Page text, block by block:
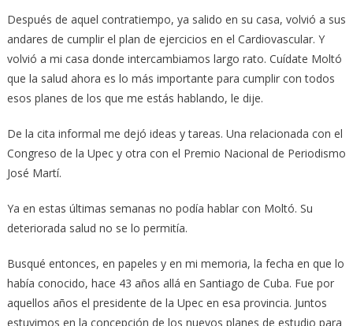
Después de aquel contratiempo, ya salido en su casa, volvió a sus
andares de cumplir el plan de ejercicios en el Cardiovascular. Y
volvió a mi casa donde intercambiamos largo rato. Cuídate Moltó
que la salud ahora es lo más importante para cumplir con todos
esos planes de los que me estás hablando, le dije.
De la cita informal me dejó ideas y tareas. Una relacionada con el
Congreso de la Upec y otra con el Premio Nacional de Periodismo
José Martí.
Ya en estas últimas semanas no podía hablar con Moltó. Su
deteriorada salud no se lo permitía.
Busqué entonces, en papeles y en mi memoria, la fecha en que lo
había conocido, hace 43 años allá en Santiago de Cuba. Fue por
aquellos años el presidente de la Upec en esa provincia. Juntos
estuvimos en la concepción de los nuevos planes de estudio para